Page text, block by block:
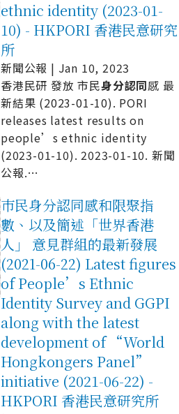
ethnic identity (2023-01-
10) - HKPORI 香港民意研究
所
新聞公報 | Jan 10, 2023
香港民研 發放 市民身分認同感 最
新結果 (2023-01-10). PORI
releases latest results on
people’s ethnic identity
(2023-01-10). 2023-01-10. 新聞
公報.…
巿民身分認同感和限聚指
數、以及簡述「世界香港
人」 意見群組的最新發展
(2021-06-22) Latest figures
of People’s Ethnic
Identity Survey and GGPI
along with the latest
development of “World
Hongkongers Panel”
initiative (2021-06-22) -
HKPORI 香港民意研究所